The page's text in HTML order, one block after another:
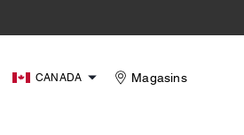
CANADA Magasins